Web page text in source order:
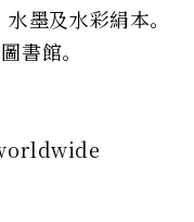
墨及水彩絹本。
書館。